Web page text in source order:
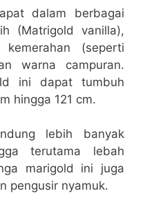
dalam berbagai
(Matrigold vanilla),
(seperti
warna campuran.
ini dapat tumbuh
hingga 121 cm.
lebih banyak
terutama lebah
marigold ini juga
pengusir nyamuk.